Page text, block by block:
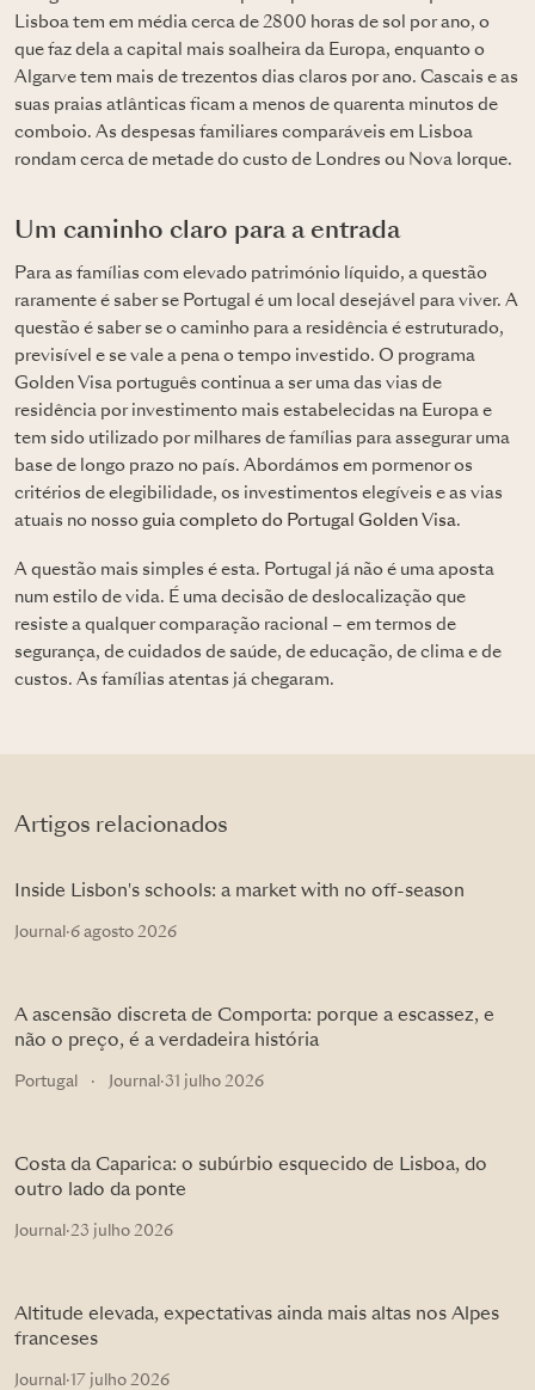
Lisboa tem em média cerca de 2800 horas de sol por ano, o
que faz dela a capital mais soalheira da Europa, enquanto o
Algarve tem mais de trezentos dias claros por ano. Cascais e as
suas praias atlânticas ficam a menos de quarenta minutos de
comboio. As despesas familiares comparáveis em Lisboa
rondam cerca de metade do custo de Londres ou Nova Iorque.
Um caminho claro para a entrada
Para as famílias com elevado património líquido, a questão
raramente é saber se Portugal é um local desejável para viver. A
questão é saber se o caminho para a residência é estruturado,
previsível e se vale a pena o tempo investido. O programa
Golden Visa português continua a ser uma das vias de
residência por investimento mais estabelecidas na Europa e
tem sido utilizado por milhares de famílias para assegurar uma
base de longo prazo no país. Abordámos em pormenor os
critérios de elegibilidade, os investimentos elegíveis e as vias
atuais no nosso guia completo do Portugal Golden Visa.
A questão mais simples é esta. Portugal já não é uma aposta
num estilo de vida. É uma decisão de deslocalização que
resiste a qualquer comparação racional – em termos de
segurança, de cuidados de saúde, de educação, de clima e de
custos. As famílias atentas já chegaram.
Artigos relacionados
Inside Lisbon's schools: a market with no off-season
Journal ·6 agosto 2026
A ascensão discreta de Comporta: porque a escassez, e
não o preço, é a verdadeira história
Portugal · Journal ·31 julho 2026
Costa da Caparica: o subúrbio esquecido de Lisboa, do
outro lado da ponte
Journal ·23 julho 2026
Altitude elevada, expectativas ainda mais altas nos Alpes
franceses
Journal ·17 julho 2026